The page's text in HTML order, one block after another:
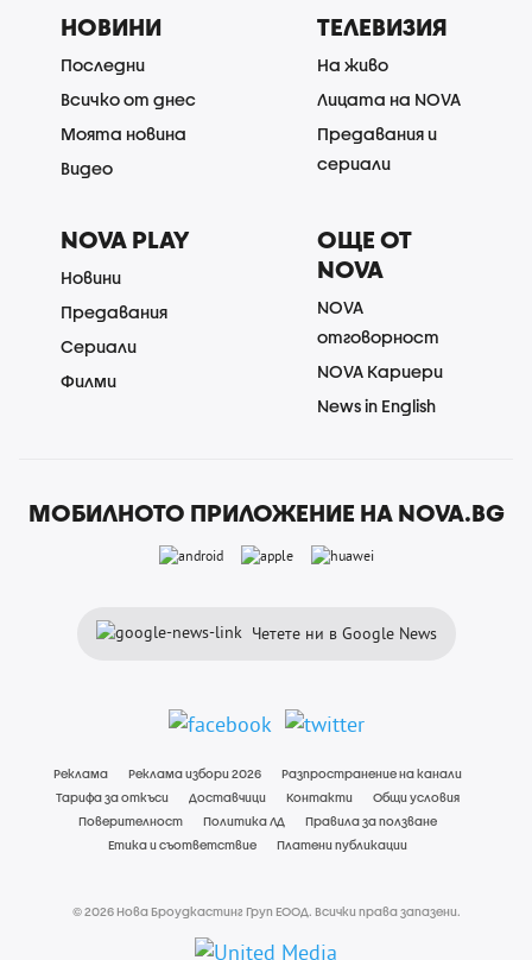
НОВИНИ
Последни
Всичко от днес
Моята новина
Видео
ТЕЛЕВИЗИЯ
На живо
Лицата на NOVA
Предавания и
сериали
NOVA PLAY
Новини
Предавания
Сериали
Филми
ОЩЕ ОТ
NOVA
NOVA
отговорност
NOVA Кариери
News in English
МОБИЛНОТО ПРИЛОЖЕНИЕ НА NOVA.BG
Четете ни в Google News
Реклама Реклама избори 2026
Разпространение на канали
Тарифа за откъси
Доставчици Контакти
Общи условия
Поверителност
Политика ЛД
Правила за ползване
Етика и съответствие
Платени публикации
© 2026 Нова Броудкастинг Груп ЕООД. Всички права запазени.